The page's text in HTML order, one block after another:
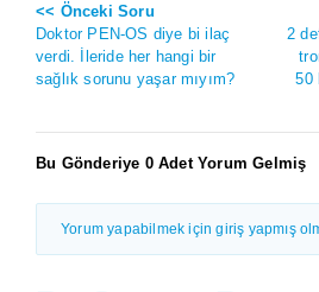
<< Önceki Soru
Doktor PEN-OS diye bi ilaç
verdi. İleride her hangi bir
sağlık sorunu yaşar mıyım?
2
50
Bu Gönderiye 0 Adet Yorum Gelmiş
Yorum yapabilmek için giriş yapmış